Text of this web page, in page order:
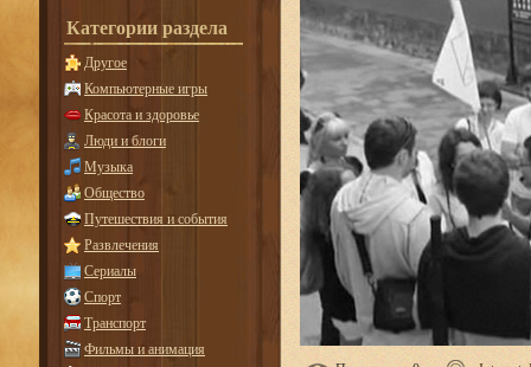
Категории раздела
Другое
Компьютерные игры
Красота и здоровье
Люди и блоги
Музыка
Общество
Путешествия и события
Развлечения
Сериалы
Спорт
Транспорт
Фильмы и анимация